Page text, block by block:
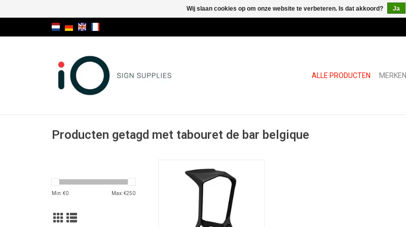
ALLE PRODUCTEN MERKEN
Producten getagd met tabouret de bar belgique
Min: €0 Max: €250
TOEVOEGEN AAN WINKELWAGEN
Wij slaan cookies op om onze website te verbeteren. Is dat akkoord? Ja